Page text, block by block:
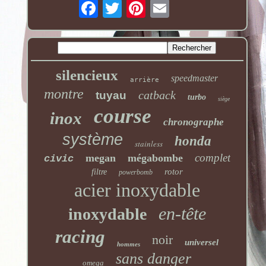
silencieux arrière speedmaster
montre tuyau catback turbo siège
inox course chronographe
système stainless honda
civic megan mégabombe complet
filtre powerbomb rotor
acier inoxydable
inoxydable en-tête
racing hommes noir universel
omega sans danger